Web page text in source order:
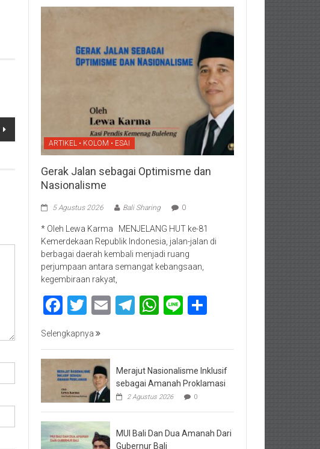
ARTIKEL • KOLOM • ESAI
Gerak Jalan sebagai Optimisme dan
Nasionalisme
5 Agustus 2026 Bali Sharing 0
* Oleh Lewa Karma MENJELANG HUT ke-81
Kemerdekaan Republik Indonesia, jalan-jalan di
berbagai daerah kembali menjadi ruang
perjumpaan antara semangat kebangsaan,
kegembiraan rakyat,
Facebook
Twitter
EmailTelegram
WhatsApp
Line
Selengkapnya
Merajut Nasionalisme Inklusif
sebagai Amanah Proklamasi
2 Agustus 2026 0
MUI Bali Dan Dua Amanah Dari
Gubernur Bali